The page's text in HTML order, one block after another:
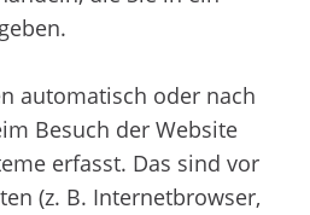
automatisch oder nach
Besuch der Website
erfasst. Das sind vor
(z. B. Internetbrowser,